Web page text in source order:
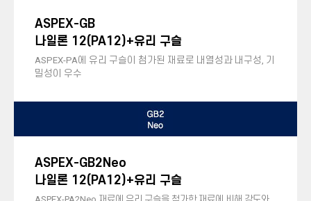
ASPEX-GB
나일론 12(PA12)+유리 구슬
ASPEX-PA에 유리 구슬이 첨가된 재료로 내열성과 내구성, 기
밀성이 우수
ASPEX-GB2Neo
나일론 12(PA12)+유리 구슬